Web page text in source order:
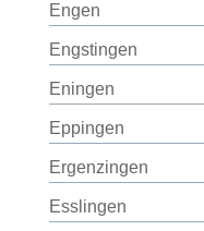
Engen
Engstingen
Eningen
Eppingen
Ergenzingen
Esslingen